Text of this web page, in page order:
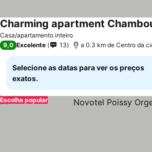
Casa/apartamento inteiro
Charming apartment
9,0 Excelente 13 a 0.3 km de Centro da
Selecione as datas para ver os preços
exatos.
Escolha popular